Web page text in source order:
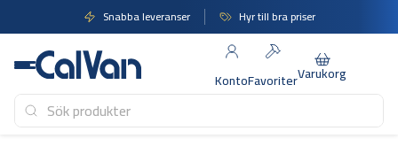
till
innehåll
Snabba leveranser Hyr till bra priser
KontoFavoriterVarukorg